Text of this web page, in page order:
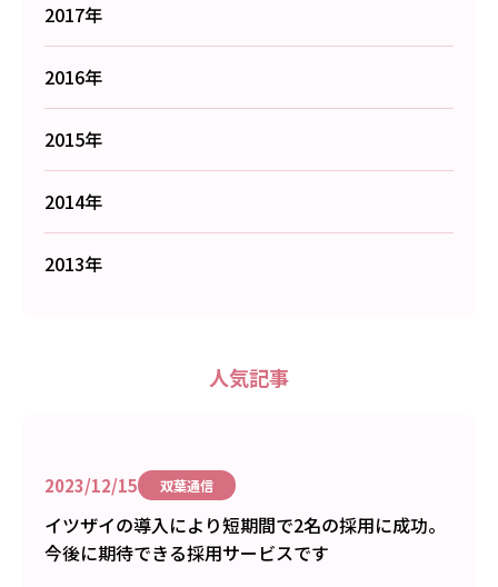
2017年
2016年
2015年
2014年
2013年
人気記事
2023/12/15 双葉通信
イツザイの導入により短期間で2名の採用に成功。
今後に期待できる採用サービスです